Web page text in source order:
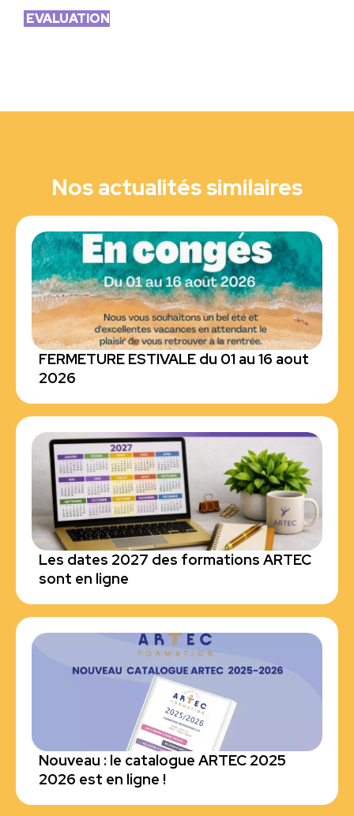
EVALUATION
Nos actualités similaires
FERMETURE ESTIVALE du 01 au 16 aout
2026
Les dates 2027 des formations ARTEC
sont en ligne
Nouveau : le catalogue ARTEC 2025
2026 est en ligne !